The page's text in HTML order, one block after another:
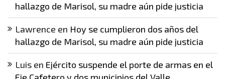
hallazgo de Marisol, su madre aún pide justicia
Lawrence en Hoy se cumplieron dos años del
hallazgo de Marisol, su madre aún pide justicia
Luis en Ejército suspende el porte de armas en el